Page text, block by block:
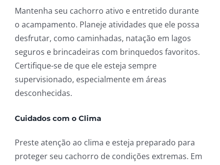
Mantenha seu cachorro ativo e entretido durante
o acampamento. Planeje atividades que ele possa
desfrutar, como caminhadas, natação em lagos
seguros e brincadeiras com brinquedos favoritos.
Certifique-se de que ele esteja sempre
supervisionado, especialmente em áreas
desconhecidas.
Cuidados com o Clima
Preste atenção ao clima e esteja preparado para
proteger seu cachorro de condições extremas. Em